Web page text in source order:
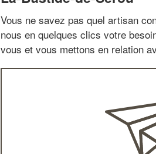
Vous ne savez pas quel artisan
nous en quelques clics votre
vous et vous mettons en relation